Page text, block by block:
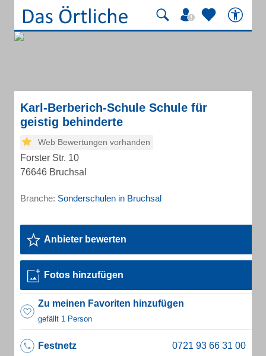
Karl-Berberich-Schule Schule für
geistig behinderte
Web Bewertungen vorhanden
Forster Str. 10
76646 Bruchsal
Branche: Sonderschulen in Bruchsal
Anbieter bewerten
Fotos hinzufügen
Zu meinen Favoriten hinzufügen
gefällt 1 Person
Festnetz